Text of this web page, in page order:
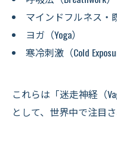
マインドフルネス・
ヨガ（Yoga）
寒冷刺激（Cold
これらは「迷走神経（
として、世界中で注目さ